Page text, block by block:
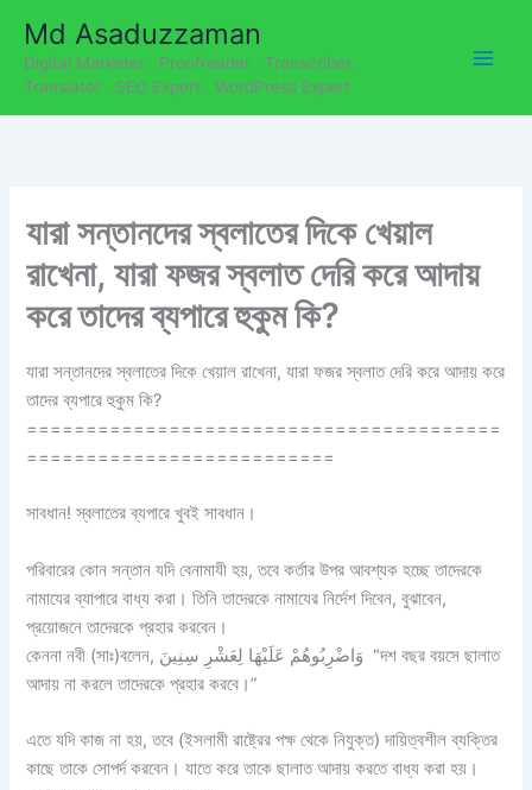
content
Md Asaduzzaman
Digital Marketer . Proofreader . Transcriber .
Translator . SEO Expert . WordPress Expert
যারা সন্তানদের স্বলাতের দিকে খেয়াল
রাখেনা, যারা ফজর স্বলাত দেরি করে আদায়
করে তাদের ব্যপারে হুকুম কি?
যারা সন্তানদের স্বলাতের দিকে খেয়াল রাখেনা, যারা ফজর স্বলাত দেরি করে আদায় করে
তাদের ব্যপারে হুকুম কি?
========================================
==========================
সাবধান! স্বলাতের ব্যপারে খুবই সাবধান।
পরিবারের কোন সন্তান যদি বেনামাযী হয়, তবে কর্তার উপর আবশ্যক হচ্ছে তাদেরকে
নামাযের ব্যাপারে বাধ্য করা। তিনি তাদেরকে নামাযের নির্দেশ দিবেন, বুঝাবেন,
প্রয়োজনে তাদেরকে প্রহার করবেন।
কেননা নবী (সাঃ)বলেন, وَاضْرِبُوهُمْ عَلَيْهَا لِعَشْرِ سِنِينَ “দশ বছর বয়সে ছালাত
আদায় না করলে তাদেরকে প্রহার করবে।”
এতে যদি কাজ না হয়, তবে (ইসলামী রাষ্ট্রের পক্ষ থেকে নিযুক্ত) দায়িত্বশীল ব্যক্তির
কাছে তাকে সোপর্দ করবেন। যাতে করে তাকে ছালাত আদায় করতে বাধ্য করা হয়।
a
t
e
s